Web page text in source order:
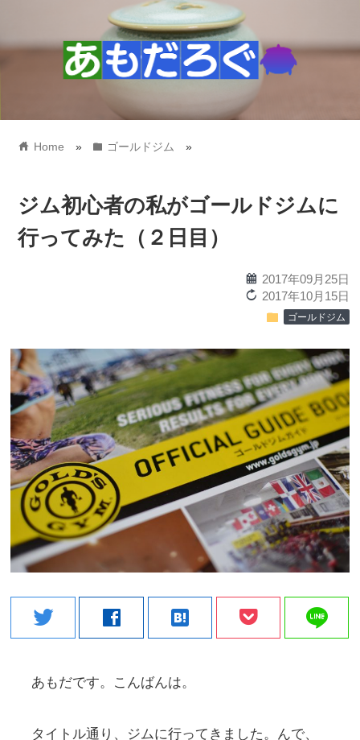
home Home » folder ゴールドジム »
ジム初心者の私がゴールドジムに
行ってみた（２日目）
calendar 2017年09月25日
reload 2017年10月15日
folder ゴールドジム
twitter facebook hatenabookmark line
あもだです。こんばんは。
タイトル通り、ジムに行ってきました。んで、